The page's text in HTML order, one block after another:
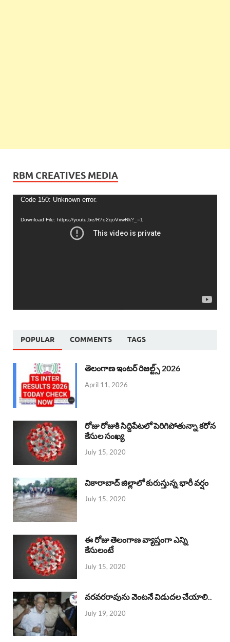
RBM CREATIVES MEDIA
Video
Code 150: Unknown error.
Download File: https://youtu.be/R7o2qoVxwRk?_=1
POPULAR COMMENTS TAGS
తెలంగాణ ఇంటర్ రిజల్ట్స్ 2026
April 11, 2026
రోజు రోజుకి సిద్దిపేటలో పెరిగిపోతున్నా కరోన
కేసుల సంఖ్య
July 15, 2020
వికారాబాద్ జిల్లాలో కురుస్తున్న భారీ వర్షం
July 15, 2020
ఈ రోజు తెలంగాణ వ్యాప్తంగా ఎన్ని
కేసులంటే
July 15, 2020
వరవరరావును వెంటనే విడుదల చేయాలి..
July 19, 2020